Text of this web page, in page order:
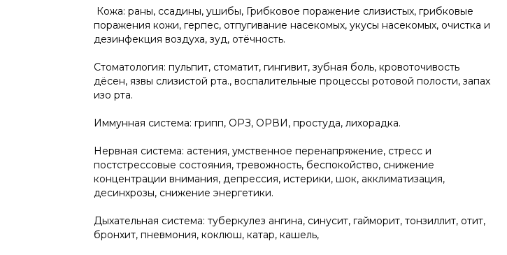
Кожа: раны, ссадины, ушибы, Грибковое поражение слизистых, грибковые
поражения кожи, герпес, отпугивание насекомых, укусы насекомых, очистка и
дезинфекция воздуха, зуд, отёчность.
Стоматология: пульпит, стоматит, гингивит, зубная боль, кровоточивость
дёсен, язвы слизистой рта., воспалительные процессы ротовой полости, запах
изо рта.
Иммунная система: грипп, ОРЗ, ОРВИ, простуда, лихорадка.
Нервная система: астения, умственное перенапряжение, стресс и
постстрессовые состояния, тревожность, беспокойство, снижение
концентрации внимания, депрессия, истерики, шок, акклиматизация,
десинхрозы, снижение энергетики.
Дыхательная система: туберкулез ангина, синусит, гайморит, тонзиллит, отит,
бронхит, пневмония, коклюш, катар, кашель,